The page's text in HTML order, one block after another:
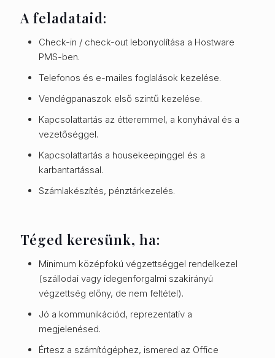
A feladataid:
Check-in / check-out lebonyolítása a Hostware
PMS-ben.
Telefonos és e-mailes foglalások kezelése.
Vendégpanaszok első szintű kezelése.
Kapcsolattartás az étteremmel, a konyhával és a
vezetőséggel.
Kapcsolattartás a housekeepinggel és a
karbantartással.
Számlakészítés, pénztárkezelés.
Téged keresünk, ha:
Minimum középfokú végzettséggel rendelkezel
(szállodai vagy idegenforgalmi szakirányú
végzettség előny, de nem feltétel).
Jó a kommunikációd, reprezentatív a
megjelenésed.
Értesz a számítógéphez, ismered az Office